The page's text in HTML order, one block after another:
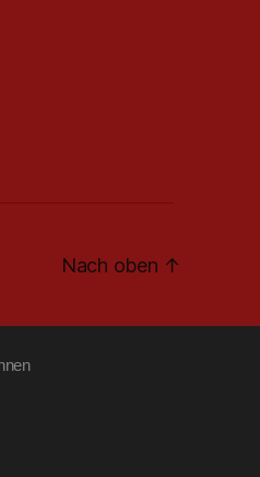
Nach oben ↑